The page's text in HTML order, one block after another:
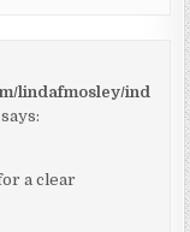
lindafmosley/ind
says:
a clear